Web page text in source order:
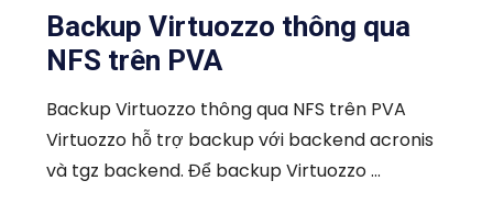
Backup Virtuozzo thông qua
NFS trên PVA
Backup Virtuozzo thông qua NFS trên PVA
Virtuozzo hỗ trợ backup với backend acronis
và tgz backend. Để backup Virtuozzo ...